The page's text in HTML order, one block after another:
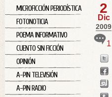
MICROFICCIÓN PERIODÍSTICA
FOTONOTICIA
POEMA INFORMATIVO
CUENTO SIN FICCIÓN
OPINIÓN
A-PIN TELEVISIÓN
A-PIN RADIO
2
Dic
2009
1